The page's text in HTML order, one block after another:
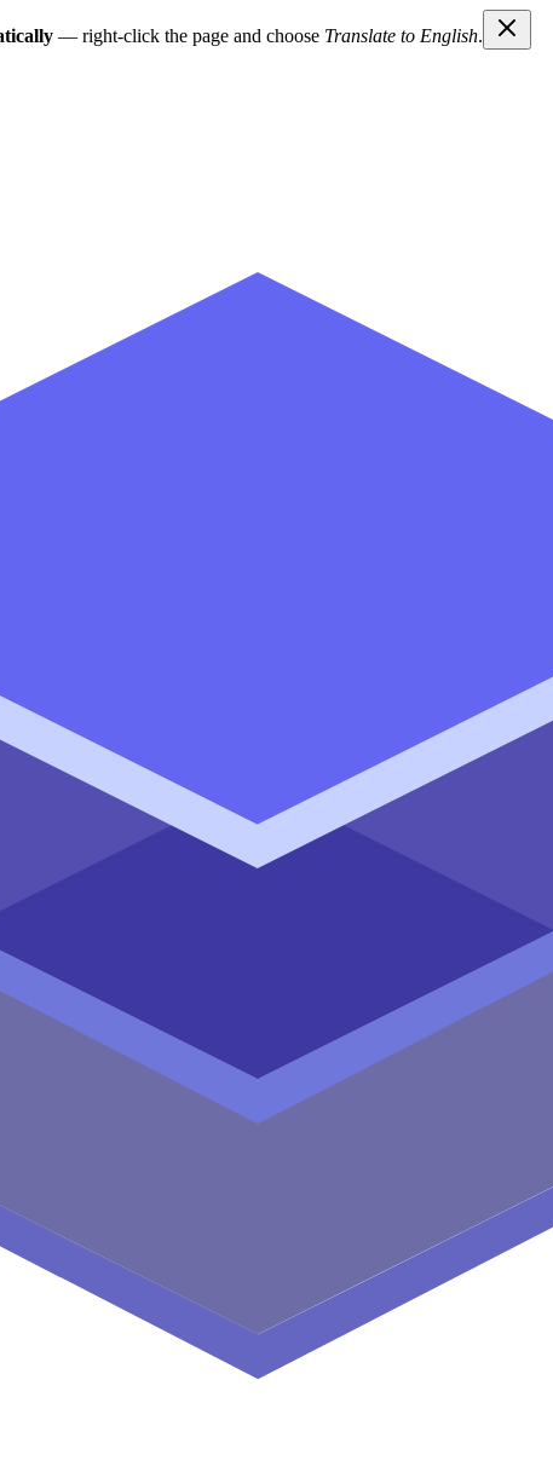
— right-click the page and choose Translate to English.